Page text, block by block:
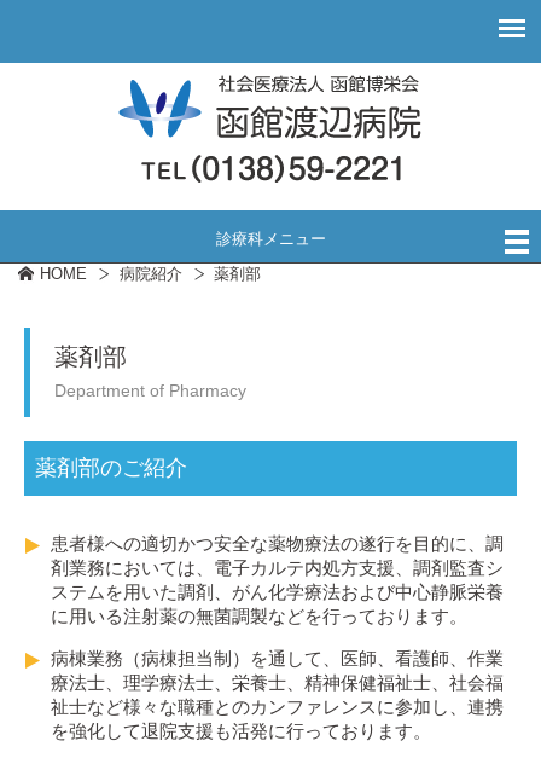
診療科メニュー
HOME
病院紹介 薬剤部
薬剤部
Department of Pharmacy
薬剤部のご紹介
患者様への適切かつ安全な薬物療法の遂行を目的に、調
剤業務においては、電子カルテ内処方支援、調剤監査シ
ステムを用いた調剤、がん化学療法および中心静脈栄養
に用いる注射薬の無菌調製などを行っております。
病棟業務（病棟担当制）を通して、医師、看護師、作業
療法士、理学療法士、栄養士、精神保健福祉士、社会福
祉士など様々な職種とのカンファレンスに参加し、連携
を強化して退院支援も活発に行っております。